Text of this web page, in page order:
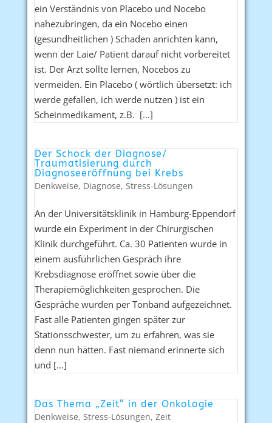
ein Verständnis von Placebo und Nocebo
nahezubringen, da ein Nocebo einen
(gesundheitlichen ) Schaden anrichten kann,
wenn der Laie/ Patient darauf nicht vorbereitet
ist. Der Arzt sollte lernen, Nocebos zu
vermeiden. Ein Placebo ( wörtlich übersetzt: ich
werde gefallen, ich werde nutzen ) ist ein
Scheinmedikament, z.B. […]
Der Schock der Diagnose/
Traumatisierung durch
Diagnoseeröffnung bei Krebs
Denkweise, Diagnose, Stress-Lösungen
An der Universitätsklinik in Hamburg-Eppendorf
wurde ein Experiment in der Chirurgischen
Klinik durchgeführt. Ca. 30 Patienten wurde in
einem ausführlichen Gespräch ihre
Krebsdiagnose eröffnet sowie über die
Therapiemöglichkeiten gesprochen. Die
Gespräche wurden per Tonband aufgezeichnet.
Fast alle Patienten gingen später zur
Stationsschwester, um zu erfahren, was sie
denn nun hätten. Fast niemand erinnerte sich
und […]
Das Thema „Zeit“ in der Onkologie
Denkweise, Stress-Lösungen, Zeit